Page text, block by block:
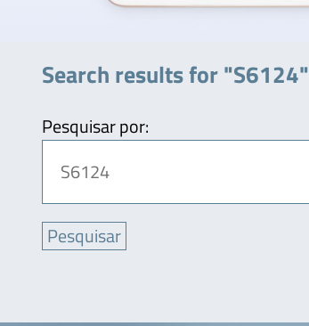
Search results for "S6124"
Pesquisar por: